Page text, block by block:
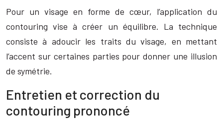
Pour un visage en forme de cœur, l’application du
contouring vise à créer un équilibre. La technique
consiste à adoucir les traits du visage, en mettant
l’accent sur certaines parties pour donner une illusion
de symétrie.
Entretien et correction du
contouring prononcé